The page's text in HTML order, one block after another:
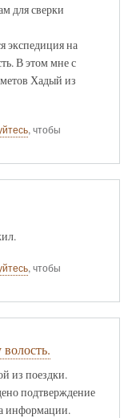
для сверки
экспедиция на
В этом мне с
Хадый из
, чтобы
, чтобы
из поездки.
подтверждение
информации.